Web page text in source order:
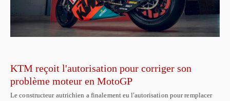
KTM reçoit l'autorisation pour corriger son
problème moteur en MotoGP
Le constructeur autrichien a finalement eu l'autorisation pour remplacer